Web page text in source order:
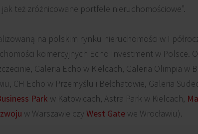
też zróżnicowane portfele nieruchomościowe”.
na polskim rynku nieruchomości w I
komercyjnych Echo Investment w Polsce.
Galeria Echo w Kielcach, Galeria Olimpia w
CH Echo w Przemyślu i Bełchatowie, Galeria
Park w Katowicach, Astra Park w Kielcach,
w Warszawie czy West Gate we Wrocławiu).